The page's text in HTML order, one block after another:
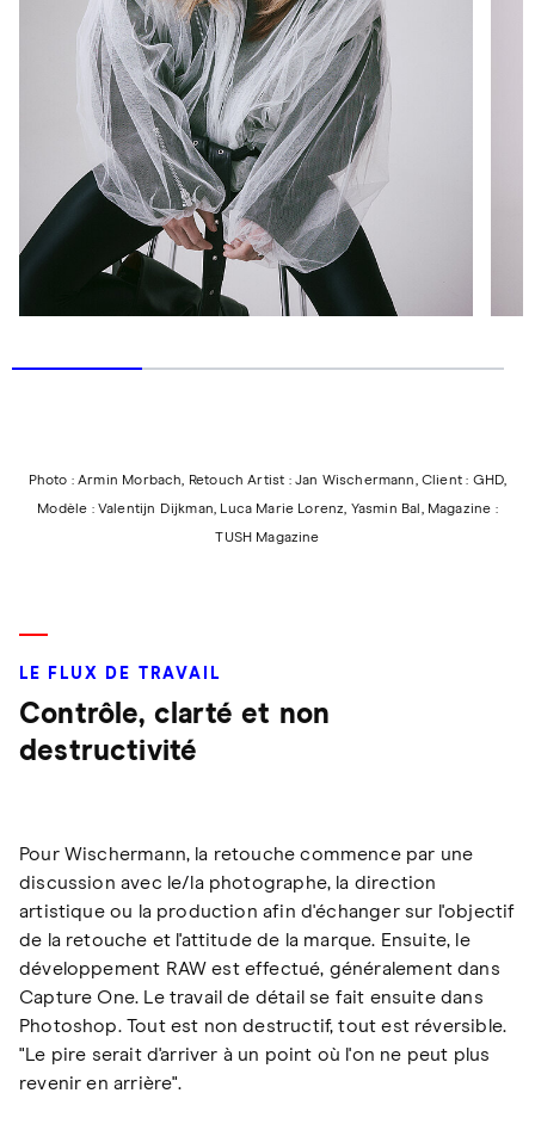
Photo : Armin Morbach, Retouch Artist : Jan Wischermann, Client : GHD,
Modèle : Valentijn Dijkman, Luca Marie Lorenz, Yasmin Bal, Magazine :
TUSH Magazine
LE FLUX DE TRAVAIL
Contrôle, clarté et non
destructivité
Pour Wischermann, la retouche commence par une
discussion avec le/la photographe, la direction
artistique ou la production afin d'échanger sur l'objectif
de la retouche et l'attitude de la marque. Ensuite, le
développement RAW est effectué, généralement dans
Capture One. Le travail de détail se fait ensuite dans
Photoshop. Tout est non destructif, tout est réversible.
"Le pire serait d'arriver à un point où l'on ne peut plus
revenir en arrière".